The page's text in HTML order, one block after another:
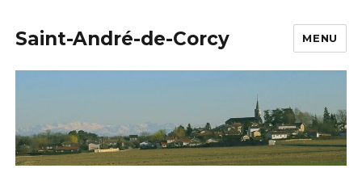
Saint-André-de-Corcy MENU